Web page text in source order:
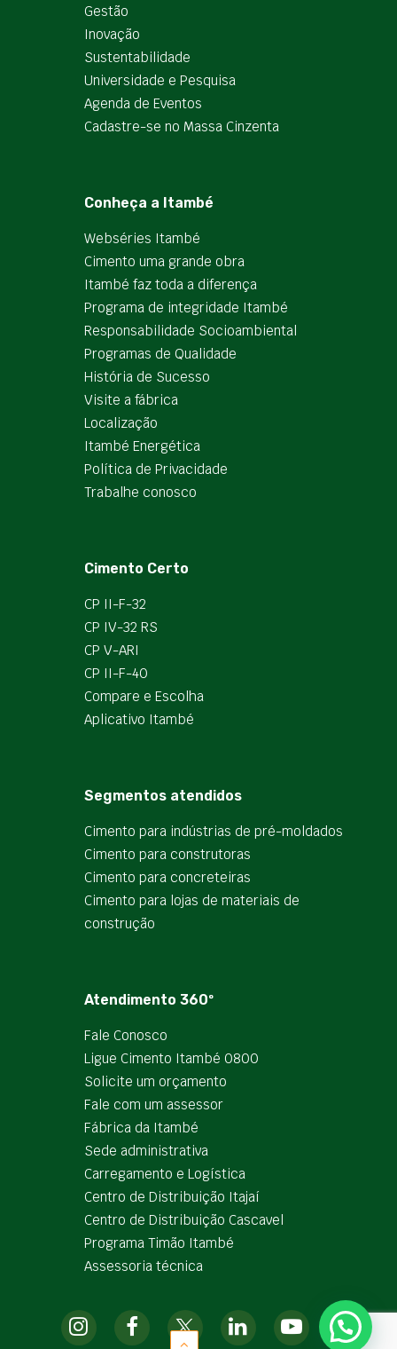
Gestão
Inovação
Sustentabilidade
Universidade e Pesquisa
Agenda de Eventos
Cadastre-se no Massa Cinzenta
Conheça a Itambé
Webséries Itambé
Cimento uma grande obra
Itambé faz toda a diferença
Programa de integridade Itambé
Responsabilidade Socioambiental
Programas de Qualidade
História de Sucesso
Visite a fábrica
Localização
Itambé Energética
Política de Privacidade
Trabalhe conosco
Cimento Certo
CP II-F-32
CP IV-32 RS
CP V-ARI
CP II-F-40
Compare e Escolha
Aplicativo Itambé
Segmentos atendidos
Cimento para indústrias de pré-moldados
Cimento para construtoras
Cimento para concreteiras
Cimento para lojas de materiais de
construção
Atendimento 360º
Fale Conosco
Ligue Cimento Itambé 0800
Solicite um orçamento
Fale com um assessor
Fábrica da Itambé
Sede administrativa
Carregamento e Logística
Centro de Distribuição Itajaí
Centro de Distribuição Cascavel
Programa Timão Itambé
Assessoria técnica